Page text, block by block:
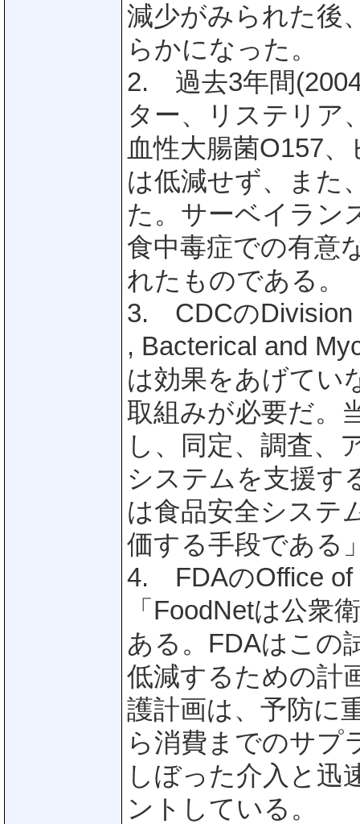
減少がみられた後
らかになった。
2. 過去3年間
ター、リステリア
血性大腸菌O157
は低減せず、また
た。サーベイラン
食中毒症での有意
れたものである。
3. CDCのDivision
, Bacterical and
は効果をあげてい
取組みが必要だ。
し、同定、調査、
システムを支援す
は食品安全システ
価する手段である
4. FDAのOffice of
「FoodNetは公衆
ある。FDAはこの
低減するための計
護計画は、予防に
ら消費までのサプ
しぼった介入と迅
ントしている。